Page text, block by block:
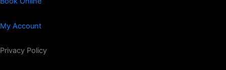
My Account
Privacy Policy